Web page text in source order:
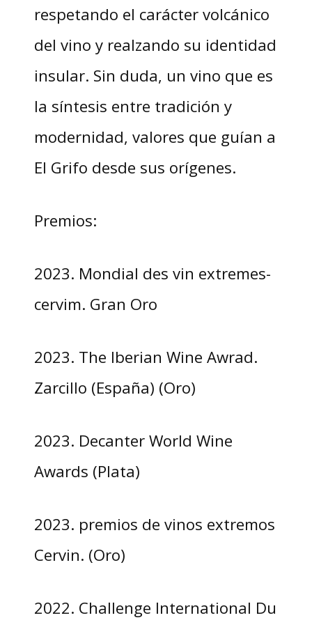
respetando el carácter volcánico
del vino y realzando su identidad
insular. Sin duda, un vino que es
la síntesis entre tradición y
modernidad, valores que guían a
El Grifo desde sus orígenes.
Premios:
2023. Mondial des vin extremes-
cervim. Gran Oro
2023. The Iberian Wine Awrad.
Zarcillo (España) (Oro)
2023. Decanter World Wine
Awards (Plata)
2023. premios de vinos extremos
Cervin. (Oro)
2022. Challenge International Du